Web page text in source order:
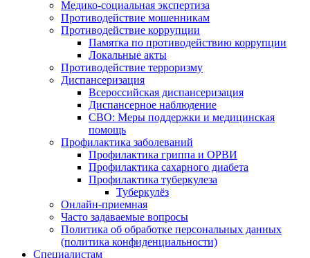
Медико-социальная экспертиза
Противодействие мошенникам
Противодействие коррупции
Памятка по противодействию коррупции
Локальные акты
Противодействие терроризму
Диспансеризация
Всероссийская диспансеризация
Диспансерное наблюдение
СВО: Меры поддержки и медицинская
помощь
Профилактика заболеваний
Профилактика гриппа и ОРВИ
Профилактика сахарного диабета
Профилактика туберкулеза
Туберкулёз
Онлайн-приемная
Часто задаваемые вопросы
Политика об обработке персональных данных
(политика конфиденциальности)
Специалистам